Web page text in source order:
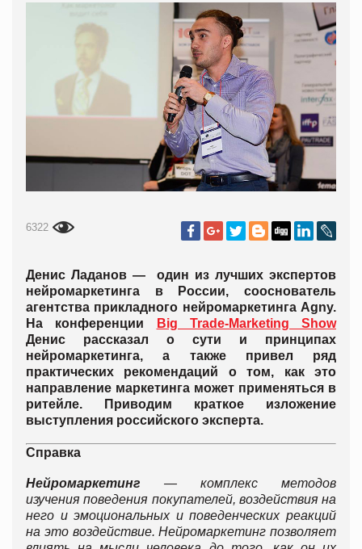
6322
Денис Ладанов — один из лучших экспертов
нейромаркетинга в России, сооснователь
агентства прикладного нейромаркетинга Agny.
На конференции
Big Trade-Marketing Show
Денис рассказал о сути и принципах
нейромаркетинга, а также привел ряд
практических рекомендаций о том, как это
направление маркетинга может применяться в
ритейле. Приводим краткое изложение
выступления российского эксперта.
Справка
Нейромаркетинг — комплекс методов
изучения поведения покупателей, воздействия на
него и эмоциональных и поведенческих реакций
на это воздействие. Нейромаркетинг позволяет